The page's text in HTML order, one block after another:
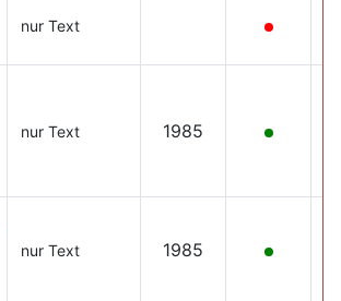
nur Text
nur Text 1985
nur Text 1985